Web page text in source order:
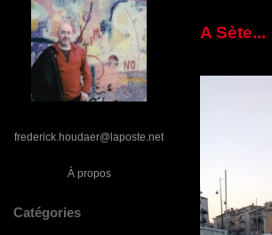
frederick.houdaer@laposte.net
À propos
Catégories
A Sète...